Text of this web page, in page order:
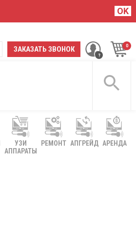
OK
ЗАКАЗАТЬ ЗВОНОК
УЗИ
АППАРАТЫ
РЕМОНТ АПГРЕЙД АРЕНДА